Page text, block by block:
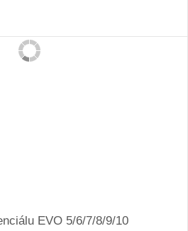
EVO 5/6/7/8/9/10